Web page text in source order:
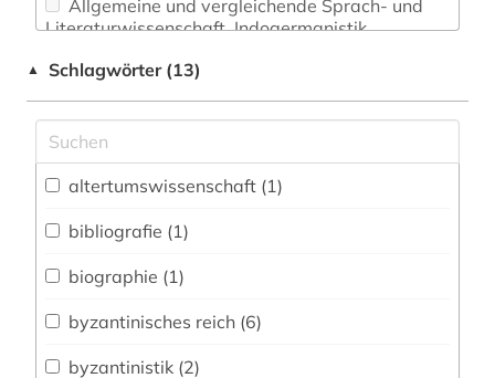
Literaturwissenschaft. Indogermanistik.
Anglistik. Amerikanistik (0)
Biologie, Biotechnologie (0)
▲ Schlagwörter (13)
altertumswissenschaft (1)
bibliografie (1)
biographie (1)
byzantinisches reich (6)
byzantinistik (2)